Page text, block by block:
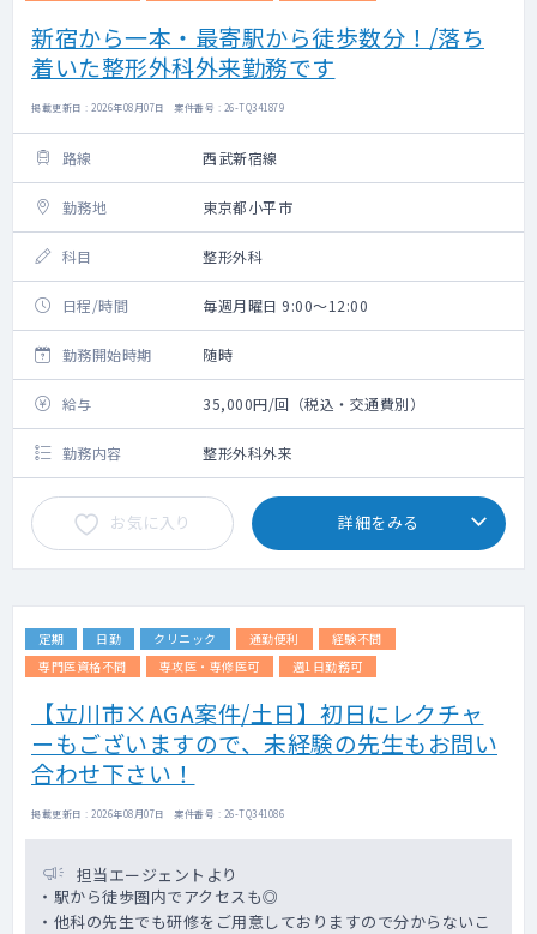
新宿から一本・最寄駅から徒歩数分！/落ち
着いた整形外科外来勤務です
掲載更新日 : 2026年08月07日 案件番号 : 26-TQ341879
路線 西武新宿線
勤務地 東京都小平市
科目 整形外科
日程/時間 毎週月曜日 9:00～12:00
勤務開始時期 随時
給与 35,000円/回（税込・交通費別）
勤務内容 整形外科外来
お気に入り 詳細をみる
定期 日勤 クリニック 通勤便利
経験不問
専門医資格不問
専攻医・専修医可 週1日勤務可
【立川市×AGA案件/土日】初日にレクチャ
ーもございますので、未経験の先生もお問い
合わせ下さい！
掲載更新日 : 2026年08月07日 案件番号 : 26-TQ341086
担当エージェントより
・駅から徒歩圏内でアクセスも◎
・他科の先生でも研修をご用意しておりますので分からないこ